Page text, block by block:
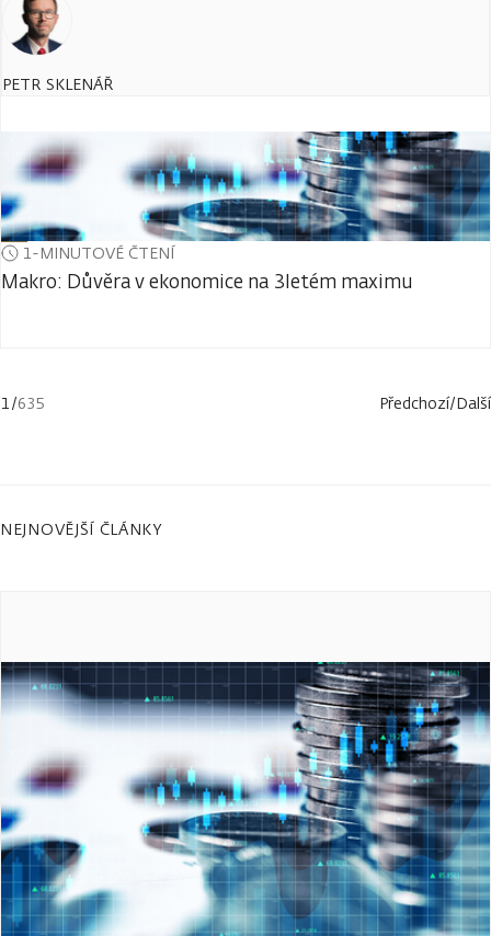
PETR SKLENÁŘ
1-MINUTOVÉ ČTENÍ
Makro: Důvěra v ekonomice na 3letém maximu
1/635 Předchozí/Další
NEJNOVĚJŠÍ ČLÁNKY